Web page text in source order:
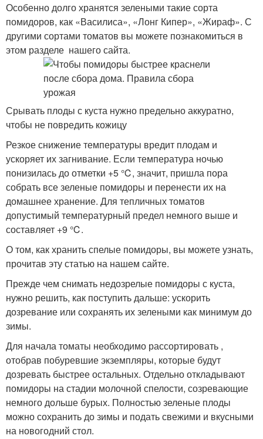
Особенно долго хранятся зелеными такие сорта
помидоров, как «Василиса», «Лонг Кипер», «Жираф». С
другими сортами томатов вы можете познакомиться в
этом разделе нашего сайта.
Срывать плоды с куста нужно предельно аккуратно,
чтобы не повредить кожицу
Резкое снижение температуры вредит плодам и
ускоряет их загнивание. Если температура ночью
понизилась до отметки +5 ℃, значит, пришла пора
собрать все зеленые помидоры и перенести их на
домашнее хранение. Для тепличных томатов
допустимый температурный предел немного выше и
составляет +9 ℃.
О том, как хранить спелые помидоры, вы можете узнать,
прочитав эту статью на нашем сайте.
Прежде чем снимать недозрелые помидоры с куста,
нужно решить, как поступить дальше: ускорить
дозревание или сохранять их зелеными как минимум до
зимы.
Для начала томаты необходимо рассортировать ,
отобрав побуревшие экземпляры, которые будут
дозревать быстрее остальных. Отдельно откладывают
помидоры на стадии молочной спелости, созревающие
немного дольше бурых. Полностью зеленые плоды
можно сохранить до зимы и подать свежими и вкусными
на новогодний стол.